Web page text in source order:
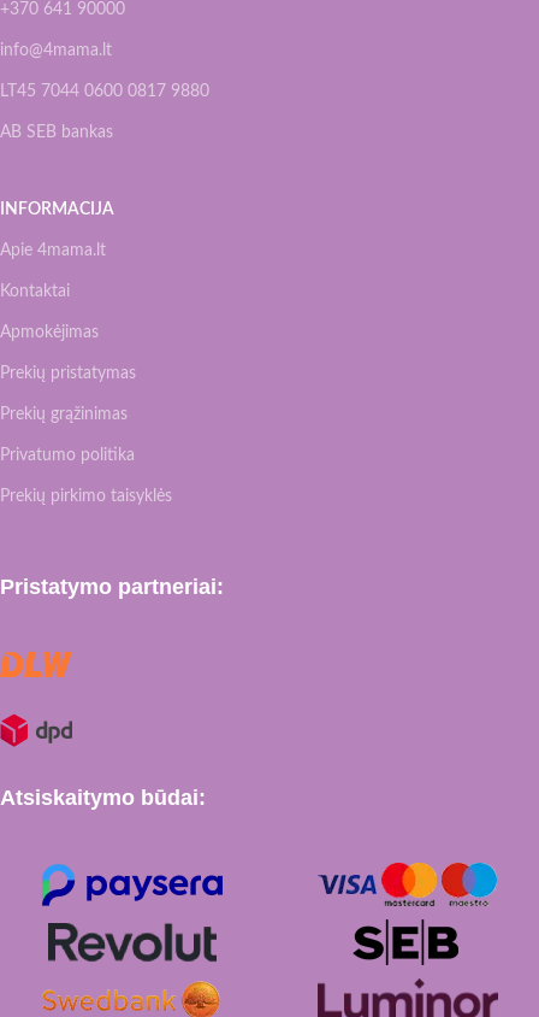
+370 641 90000
info@4mama.lt
LT45 7044 0600 0817 9880
AB SEB bankas
INFORMACIJA
Apie 4mama.lt
Kontaktai
Apmokėjimas
Prekių pristatymas
Prekių grąžinimas
Privatumo politika
Prekių pirkimo taisyklės
Pristatymo partneriai:
Atsiskaitymo būdai: